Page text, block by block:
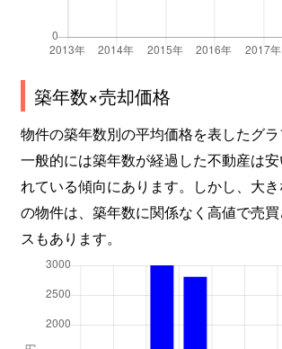
築年数×売却価格
物件の築年数別の平均価格を表したグラ
一般的には築年数が経過した不動産は
れている傾向にあります。しかし、大
の物件は、築年数に関係なく高値で売
スもあります。